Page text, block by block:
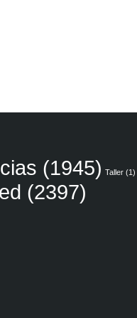
(1945) Taller (1)
(2397)